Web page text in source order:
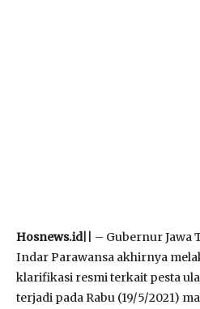
Hosnews.id|| – Gubernur Jawa
Indar Parawansa akhirnya
klarifikasi resmi terkait pesta
terjadi pada Rabu (19/5/2021)